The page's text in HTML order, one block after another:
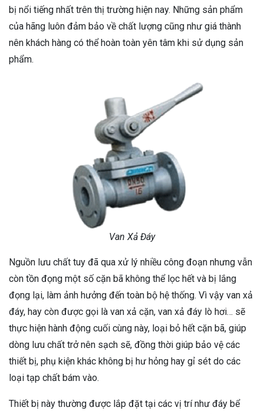
bị nổi tiếng nhất trên thị trường hiện nay. Những sản phẩm
của hãng luôn đảm bảo về chất lượng cũng như giá thành
nên khách hàng có thể hoàn toàn yên tâm khi sử dụng sản
phẩm.
Van Xả Đáy
Nguồn lưu chất tuy đã qua xử lý nhiều công đoạn nhưng vẫn
còn tồn đọng một số cặn bã không thể lọc hết và bị lắng
đọng lại, làm ảnh hưởng đến toàn bộ hệ thống. Vì vậy van xả
đáy, hay còn được gọi là van xả cặn, van xả đáy lò hơi… sẽ
thực hiện hành động cuối cùng này, loại bỏ hết cặn bã, giúp
dòng lưu chất trở nên sạch sẽ, đồng thời giúp bảo vệ các
thiết bị, phụ kiện khác không bị hư hỏng hay gỉ sét do các
loại tạp chất bám vào.
Thiết bị này thường được lắp đặt tại các vị trí như đáy bể